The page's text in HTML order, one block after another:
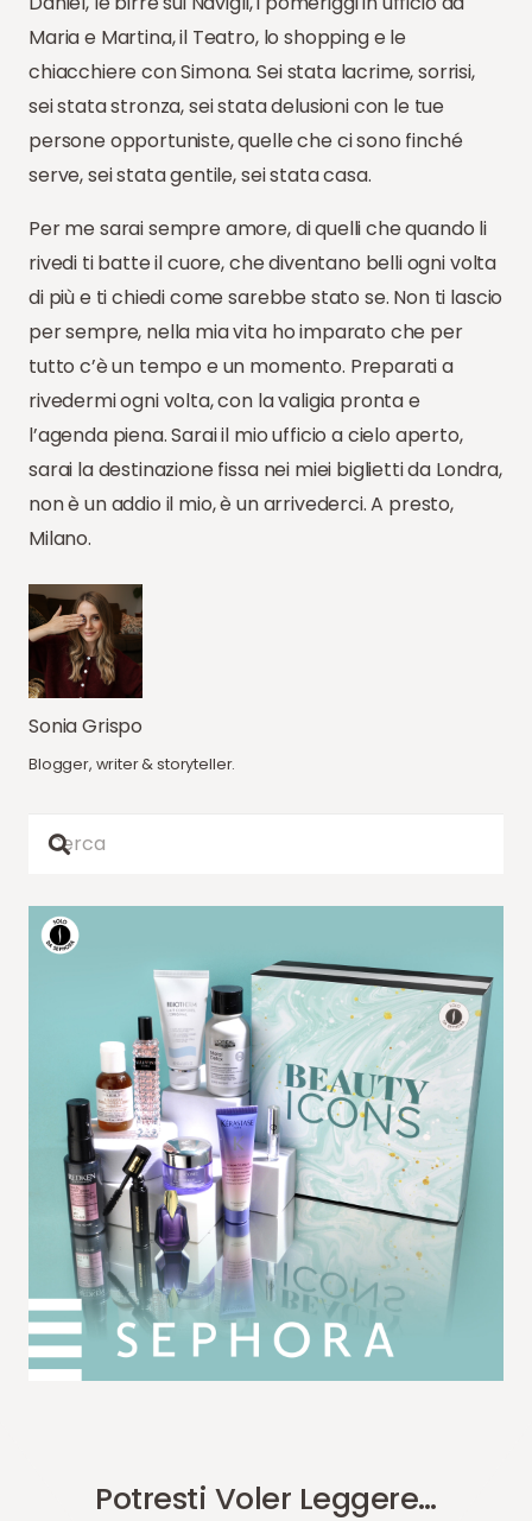
Maria e Martina, il Teatro, lo shopping e le
chiacchiere con Simona. Sei stata lacrime, sorrisi,
sei stata stronza, sei stata delusioni con le tue
persone opportuniste, quelle che ci sono finché
serve, sei stata gentile, sei stata casa.
Per me sarai sempre amore, di quelli che quando li
rivedi ti batte il cuore, che diventano belli ogni volta
di più e ti chiedi come sarebbe stato se. Non ti lascio
per sempre, nella mia vita ho imparato che per
tutto c’è un tempo e un momento. Preparati a
rivedermi ogni volta, con la valigia pronta e
l’agenda piena. Sarai il mio ufficio a cielo aperto,
sarai la destinazione fissa nei miei biglietti da Londra,
non è un addio il mio, è un arrivederci. A presto,
Milano.
Sonia Grispo
Blogger, writer & storyteller.
Potresti Voler Leggere…